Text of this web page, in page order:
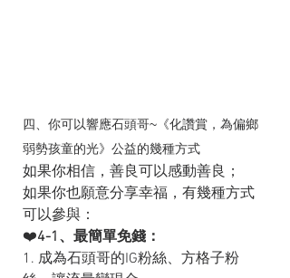
四、你可以響應石頭哥~《化讚賞，為偏鄉
弱勢孩童的光》公益的幾種方式
如果你相信，善良可以感動善良；
如果你也願意分享幸福，有幾種方式
可以參與：
❤️4-1、最簡單免錢：
1. 成為石頭哥的IG粉絲、方格子粉